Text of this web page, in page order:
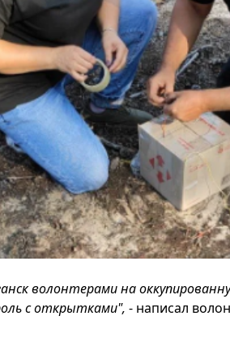
волонтерами на
с открытками", - написал